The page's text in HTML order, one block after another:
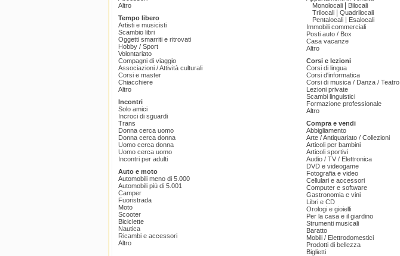
Altro
Tempo libero
Artisti e musicisti
Scambio libri
Oggetti smarriti e ritrovati
Hobby / Sport
Volontariato
Compagni di viaggio
Associazioni / Attività culturali
Corsi e master
Chiacchiere
Altro
Incontri
Solo amici
Incroci di sguardi
Trans
Donna cerca uomo
Donna cerca donna
Uomo cerca donna
Uomo cerca uomo
Incontri per adulti
Auto e moto
Automobili meno di 5.000
Automobili più di 5.001
Camper
Fuoristrada
Moto
Scooter
Biciclette
Nautica
Ricambi e accessori
Altro
Monolocali
Bilocali
Trilocali
Quadrilocali
Pentalocali
Esalocali
Immobili commerciali
Posti auto / Box
Casa vacanze
Altro
Corsi e lezioni
Corsi di lingua
Corsi d'informatica
Corsi di musica / Danza / Teatro
Lezioni private
Scambi linguistici
Formazione professionale
Altro
Compra e vendi
Abbigliamento
Arte / Antiquariato / Collezioni
Articoli per bambini
Articoli sportivi
Audio / TV / Elettronica
DVD e videogame
Fotografia e video
Cellulari e accessori
Computer e software
Gastronomia e vini
Libri e CD
Orologi e gioielli
Per la casa e il giardino
Strumenti musicali
Baratto
Mobili / Elettrodomestici
Prodotti di bellezza
Biglietti